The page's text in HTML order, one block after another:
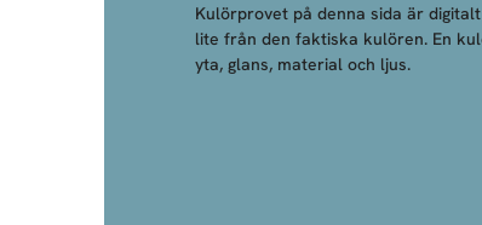
Kulörprovet på denna sida är
lite från den faktiska kulören. En
yta, glans, material och ljus.